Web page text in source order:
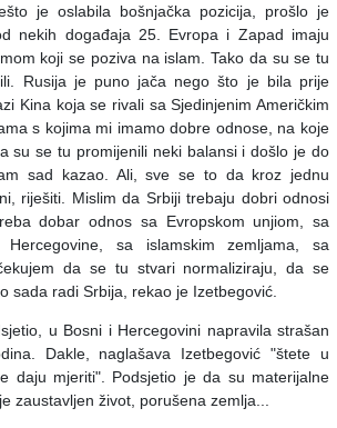
je oslabila bošnjačka pozicija, prošlo je
nekih događaja 25. Evropa i Zapad imaju
koji se poziva na islam. Tako da su se tu
Rusija je puno jača nego što je bila prije
Kina koja se rivali sa Sjedinjenim Američkim
s kojima mi imamo dobre odnose, na koje
su se tu promijenili neki balansi i došlo je do
sad kazao. Ali, sve se to da kroz jednu
riješiti. Mislim da Srbiji trebaju dobri odnosi
dobar odnos sa Evropskom unjiom, sa
sa islamskim zemljama, sa
da se tu stvari normaliziraju, da se
sada radi Srbija, rekao je Izetbegović.
u Bosni i Hercegovini napravila strašan
Dakle, naglašava Izetbegović "štete u
daju mjeriti". Podsjetio je da su materijalne
zaustavljen život, porušena zemlja...